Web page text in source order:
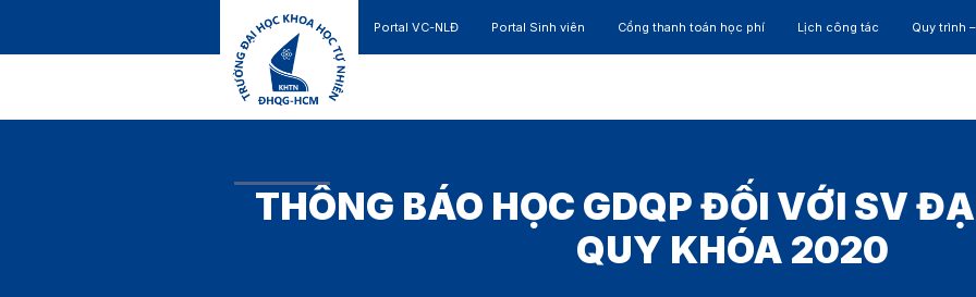
Portal VC-NLĐ Portal Sinh viên Cổng thanh toán học phí Lịch công tác Quy trình
THÔNG BÁO HỌC GDQP ĐỐI VỚI SV
QUY KHÓA 2020